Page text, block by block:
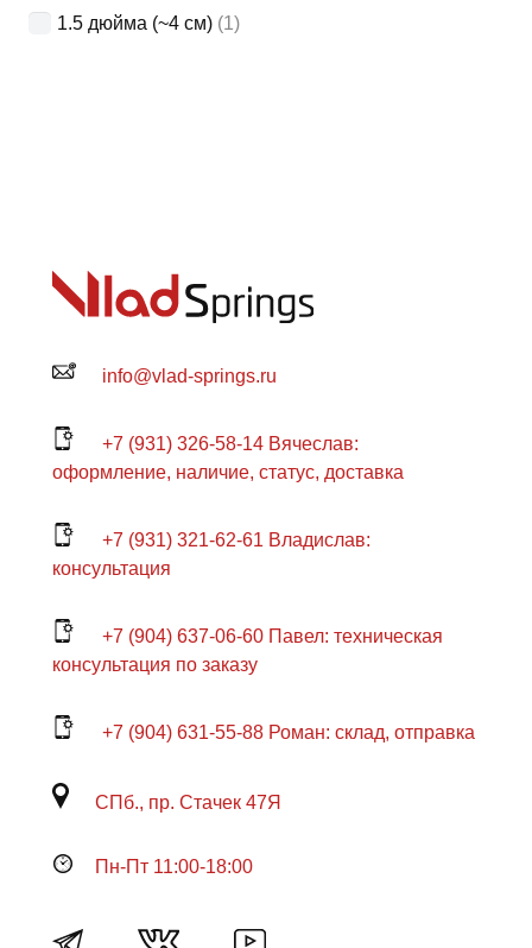
1.5 дюйма (~4 см) (1)
info@vlad-springs.ru
+7 (931) 326-58-14 Вячеслав:
оформление, наличие, статус, доставка
+7 (931) 321-62-61 Владислав:
консультация
+7 (904) 637-06-60 Павел: техническая
консультация по заказу
+7 (904) 631-55-88 Роман: склад, отправка
СПб., пр. Стачек 47Я
Пн-Пт 11:00-18:00